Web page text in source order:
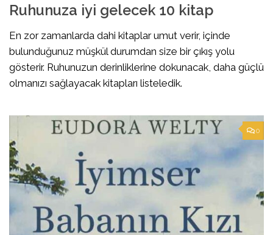
Ruhunuza iyi gelecek 10 kitap
En zor zamanlarda dahi kitaplar umut verir, içinde
bulunduğunuz müşkül durumdan size bir çıkış yolu
gösterir. Ruhunuzun derinliklerine dokunacak, daha güçlü
olmanızı sağlayacak kitapları listeledik.
0